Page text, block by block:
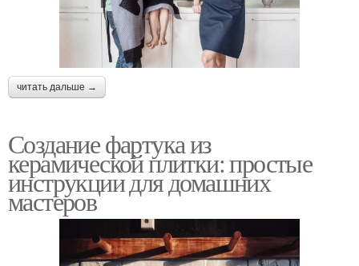
читать дальше →
Создание фартука из
керамической плитки: простые
инструкции для домашних
мастеров